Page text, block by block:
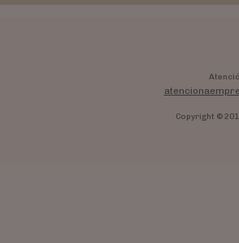
Copyright ©